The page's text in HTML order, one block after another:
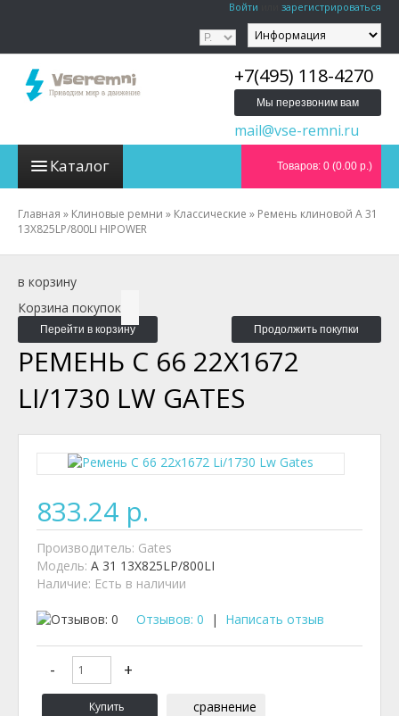
Войти зарегистрироваться
+7(495) 118-4270
Мы перезвоним вам
mail@vse-remni.ru
Каталог Товаров: 0 (0.00 р.)
Главная » Клиновые ремни » Классические » Ремень клиновой A 31
13X825LP/800LI HIPOWER
в корзину
Корзина покупок
Перейти в корзину Продолжить покупки
РЕМЕНЬ C 66 22X1672
LI/1730 LW GATES
833.24 р.
Производитель: Gates
Модель: A 31 13X825LP/800LI
Наличие: Есть в наличии
Отзывов: 0 | Написать отзыв
сравнение